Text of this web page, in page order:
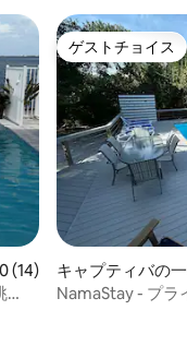
ュー14件、5つ星中5.0つ
(14)
ゲストチョイス
ゲストチョイス
キャプティバの
NamaStay - プラ